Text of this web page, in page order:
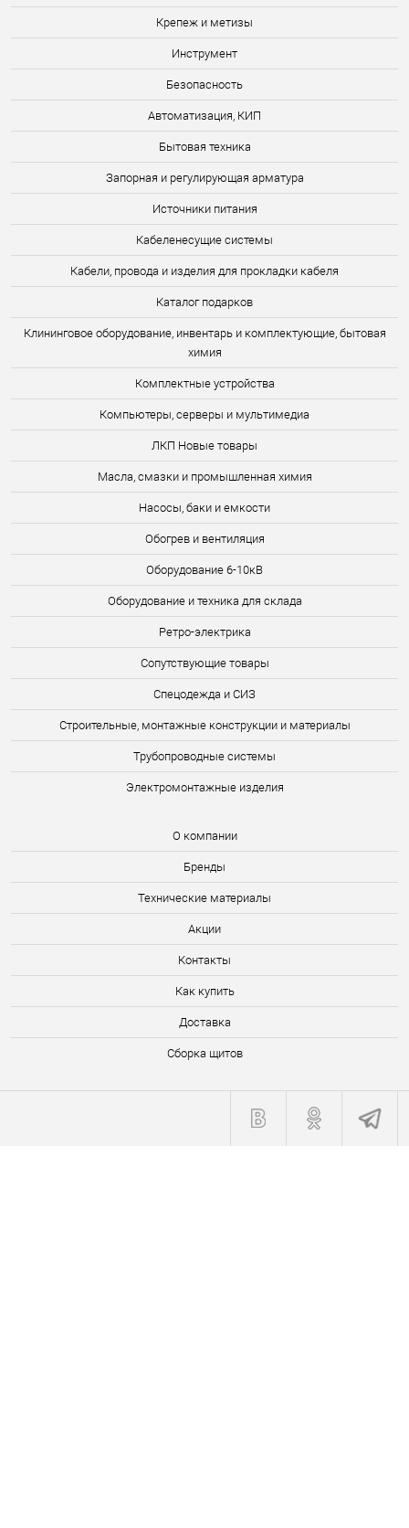
Крепеж и метизы
Инструмент
Безопасность
Автоматизация, КИП
Бытовая техника
Запорная и регулирующая арматура
Источники питания
Кабеленесущие системы
Кабели, провода и изделия для прокладки кабеля
Каталог подарков
Клининговое оборудование, инвентарь и комплектующие, бытовая
химия
Комплектные устройства
Компьютеры, серверы и мультимедиа
ЛКП Новые товары
Масла, смазки и промышленная химия
Насосы, баки и емкости
Обогрев и вентиляция
Оборудование 6-10кВ
Оборудование и техника для склада
Ретро-электрика
Сопутствующие товары
Спецодежда и СИЗ
Строительные, монтажные конструкции и материалы
Трубопроводные системы
Электромонтажные изделия
О компании
Бренды
Технические материалы
Акции
Контакты
Как купить
Доставка
Сборка щитов